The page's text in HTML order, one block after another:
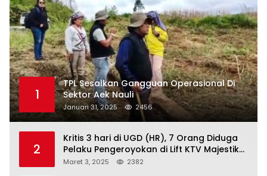
1
TPL Sesalkan Gangguan Operasional Di
Sektor Aek Nauli
Januari 31, 2025 2456
2
Kritis 3 hari di UGD (HR), 7 Orang Diduga
Pelaku Pengeroyokan di Lift KTV Majestik
Melenggang Bebas, Kantor Hukum JAP
Maret 3, 2025 2382